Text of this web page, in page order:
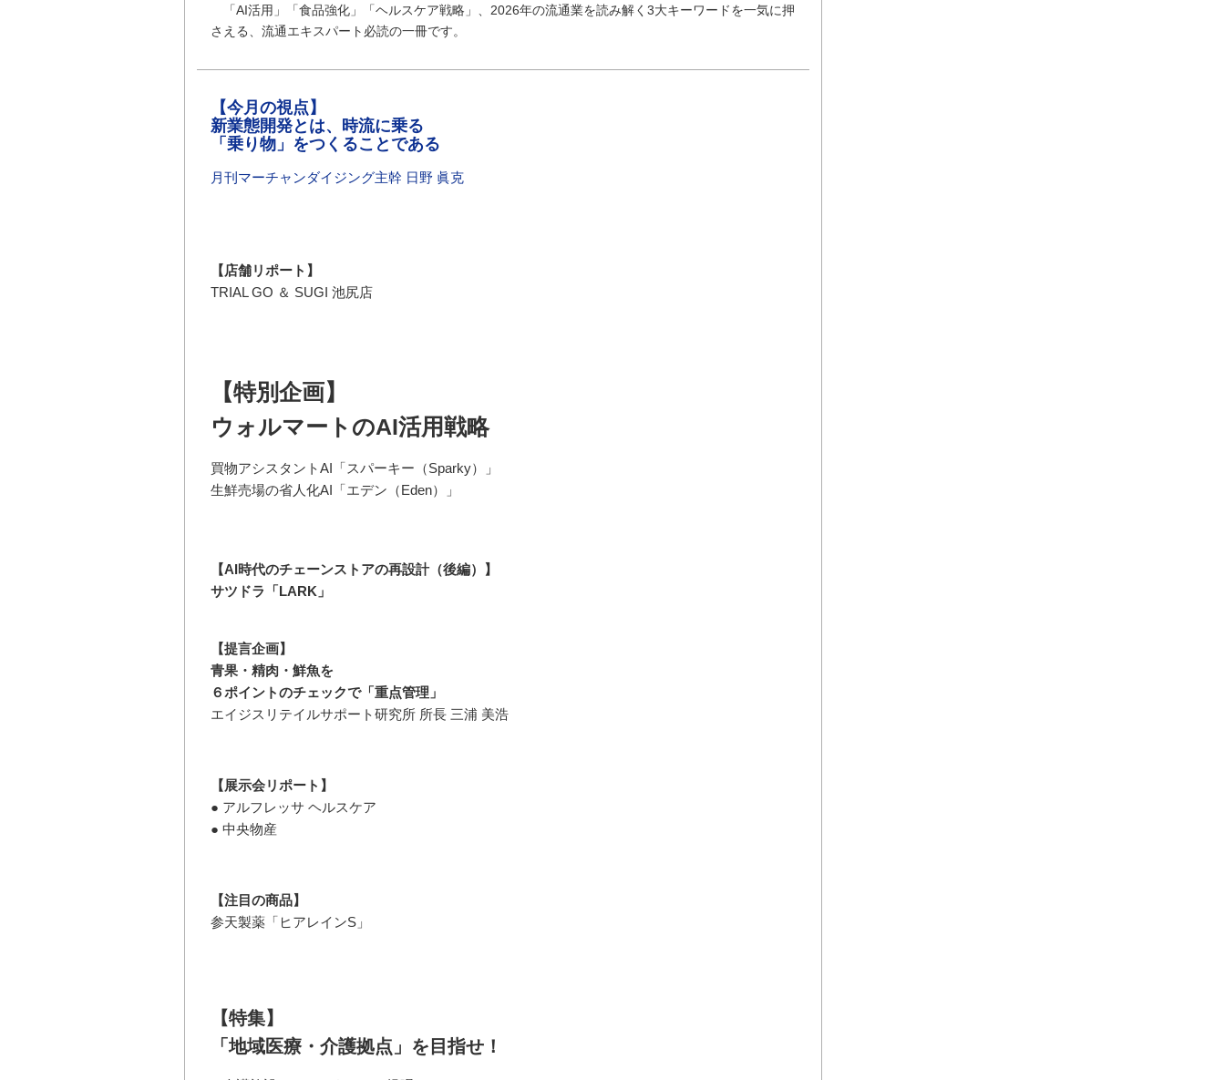
「AI活用」「食品強化」「ヘルスケア戦略」、2026年の流通業を読み解く3大キーワードを一気に押
さえる、流通エキスパート必読の一冊です。
【今月の視点】
新業態開発とは、時流に乗る
「乗り物」をつくることである
月刊マーチャンダイジング主幹 日野 眞克
【店舗リポート】
TRIAL GO ＆ SUGI 池尻店
【特別企画】
ウォルマートのAI活用戦略
買物アシスタントAI「スパーキー（Sparky）」
生鮮売場の省人化AI「エデン（Eden）」
【AI時代のチェーンストアの再設計（後編）】
サツドラ「LARK」
【提言企画】
青果・精肉・鮮魚を
６ポイントのチェックで「重点管理」
エイジスリテイルサポート研究所 所長 三浦 美浩
【展示会リポート】
● アルフレッサ ヘルスケア
● 中央物産
【注目の商品】
参天製薬「ヒアレインS」
【特集】
「地域医療・介護拠点」を目指せ！